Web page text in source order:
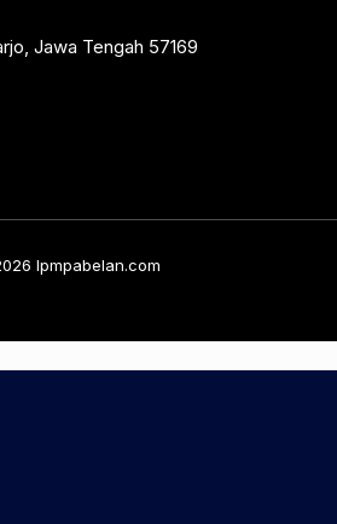
Jawa Tengah 57169
lpmpabelan.com